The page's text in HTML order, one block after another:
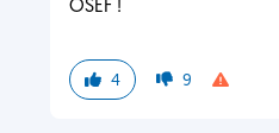
OSEF !
4 9